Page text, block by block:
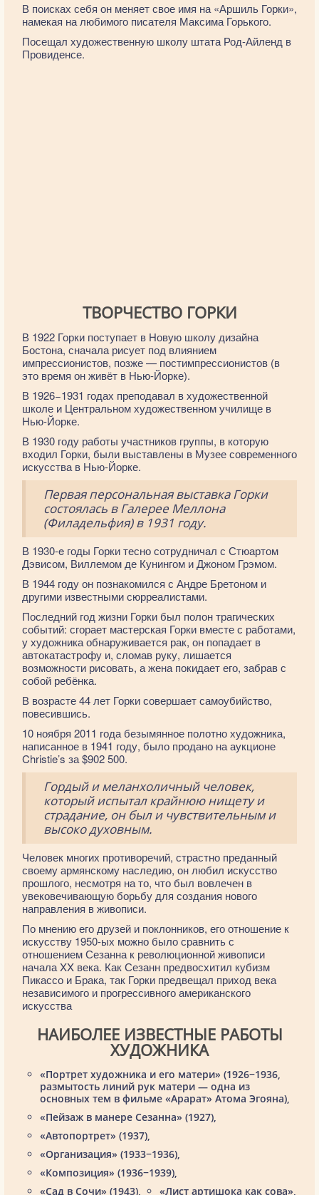
В поисках себя он меняет свое имя на «Аршиль Горки»,
намекая на любимого писателя Максима Горького.
Посещал художественную школу штата Род-Айленд в
Провиденсе.
ТВОРЧЕСТВО ГОРКИ
В 1922 Горки поступает в Новую школу дизайна
Бостона, сначала рисует под влиянием
импрессионистов, позже — постимпрессионистов (в
это время он живёт в Нью-Йорке).
В 1926−1931 годах преподавал в художественной
школе и Центральном художественном училище в
Нью-Йорке.
В 1930 году работы участников группы, в которую
входил Горки, были выставлены в Музее современного
искусства в Нью-Йорке.
Первая персональная выставка Горки
состоялась в Галерее Меллона
(Филадельфия) в 1931 году.
В 1930-e годы Горки тесно сотрудничал с Стюартом
Дэвисом, Виллемом де Кунингом и Джоном Грэмом.
В 1944 году он познакомился с Андре Бретоном и
другими известными сюрреалистами.
Последний год жизни Горки был полон трагических
событий: сгорает мастерская Горки вместе с работами,
у художника обнаруживается рак, он попадает в
автокатастрофу и, сломав руку, лишается
возможности рисовать, а жена покидает его, забрав с
собой ребёнка.
В возрасте 44 лет Горки совершает самоубийство,
повесившись.
10 ноября 2011 года безымянное полотно художника,
написанное в 1941 году, было продано на аукционе
Christie’s за $902 500.
Гордый и меланхоличный человек,
который испытал крайнюю нищету и
страдание, он был и чувствительным и
высоко духовным.
Человек многих противоречий, страстно преданный
своему армянскому наследию, он любил искусство
прошлого, несмотря на то, что был вовлечен в
увековечивающую борьбу для создания нового
направления в живописи.
По мнению его друзей и поклонников, его отношение к
искусству 1950-ых можно было сравнить с
отношением Сезанна к революционной живописи
начала XX века. Как Сезанн предвосхитил кубизм
Пикассо и Брака, так Горки предвещал приход века
независимого и прогрессивного американского
искусства
НАИБОЛЕЕ ИЗВЕСТНЫЕ РАБОТЫ
ХУДОЖНИКА
«Портрет художника и его матери» (1926−1936,
размытость линий рук матери — одна из
основных тем в фильме «Арарат» Атома Эгояна),
«Пейзаж в манере Сезанна» (1927),
«Автопортрет» (1937),
«Организация» (1933−1936),
«Композиция» (1936−1939),
«Сад в Сочи» (1943),
«Лист артишока как сова»,